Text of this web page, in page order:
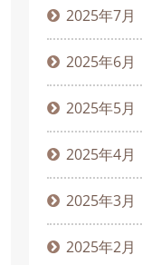
2025年7月
2025年6月
2025年5月
2025年4月
2025年3月
2025年2月